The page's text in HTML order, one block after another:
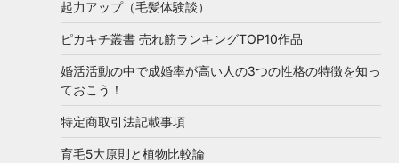
起力アップ（毛髪体験談）
ピカキチ叢書 売れ筋ランキングTOP10作品
婚活活動の中で成婚率が高い人の3つの性格の特徴を知っ
ておこう！
特定商取引法記載事項
育毛5大原則と植物比較論